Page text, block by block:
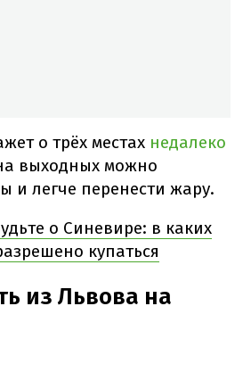
о трёх местах недалеко
выходных можно
и легче перенести жару.
о Синевире: в каких
купаться
из Львова на